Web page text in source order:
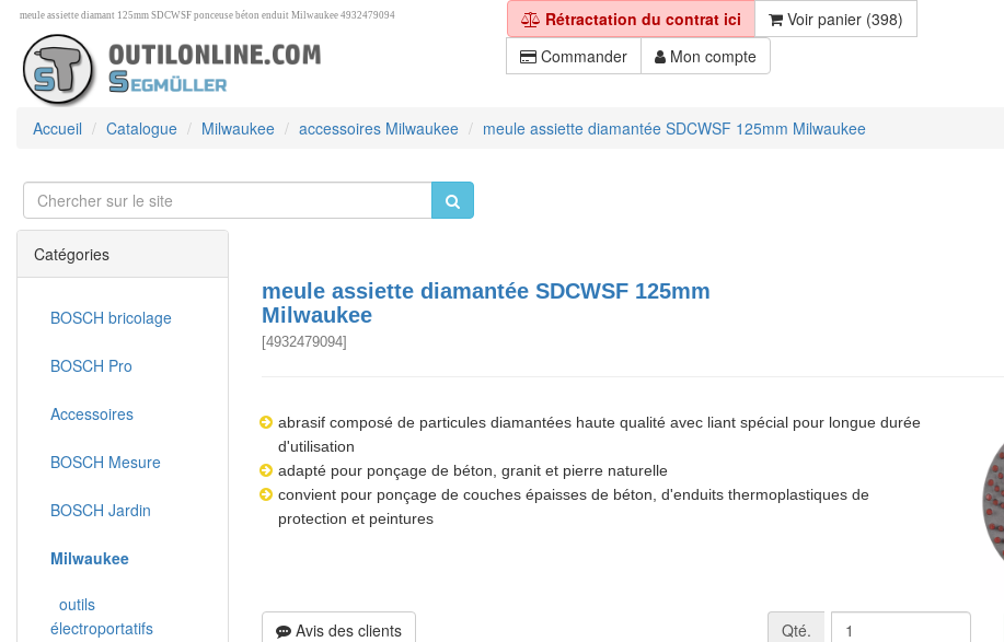
meule assiette diamant 125mm SDCWSF ponceuse béton enduit Milwaukee 4932479094 Rétractation du contrat ici
Voir panier (398)
Commander
Mon compte
Accueil Catalogue Milwaukee accessoires Milwaukee meule assiette diamantée SDCWSF 125mm Milwaukee
meule assiette diamantée SDCWSF 125mm
Milwaukee
[4932479094]
abrasif composé de particules diamantées haute qualité avec liant spécial pour longue durée
d'utilisation
adapté pour ponçage de béton, granit et pierre naturelle
convient pour ponçage de couches épaisses de béton, d'enduits thermoplastiques de
protection et peintures
Avis des clients Qté.
Catégories
BOSCH bricolage
BOSCH Pro
Accessoires
BOSCH Mesure
BOSCH Jardin
Milwaukee
outils
électroportatifs